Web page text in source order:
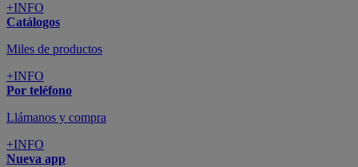
+INFO
Catálogos
Miles de productos
+INFO
Por teléfono
Llámanos y compra
+INFO
Nueva app